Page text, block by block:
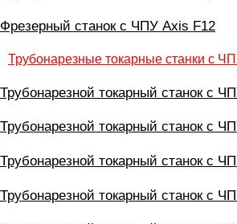
Фрезерный станок с ЧПУ Axis F12
Трубонарезные токарные станки с
Трубонарезной токарный станок с
Трубонарезной токарный станок с
Трубонарезной токарный станок с
Трубонарезной токарный станок с